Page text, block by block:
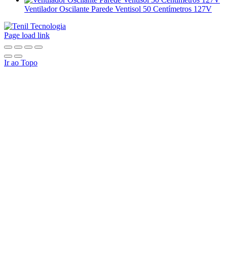
Ventilador Oscilante Parede Ventisol 50 Centímetros 127V
Page load link
Ir ao Topo